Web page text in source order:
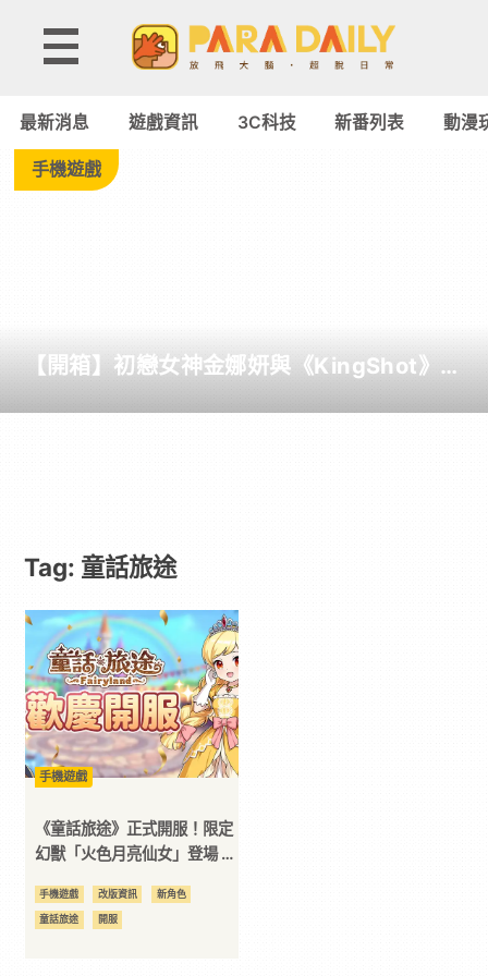
Tag:
話
-
Paradaily
戲
｜
動
漫
二
次
最新消息 遊戲資訊 3C科技 新番列表 動漫
手機遊戲
【開箱】初戀女神金娜妍與《KingShot》再
Tag: 童話旅途
手機遊戲
《童話旅途》正式開服！限定
幻獸「火色月亮仙女」登場 多
手機遊戲 改版資訊 新角色
童話旅途 開服